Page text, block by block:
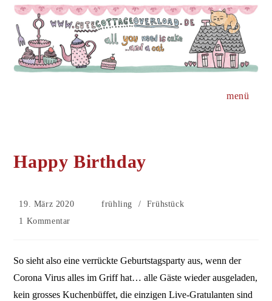
Zum
Inhalt
springen
menü
Happy Birthday
Beitrag
19. März 2020
Beitrags-
frühling /
Frühstück
Beitrags-
1 Kommentar
So sieht also eine verrückte Geburtstagsparty aus, wenn der
Corona Virus alles im Griff hat… alle Gäste wieder ausgeladen,
kein grosses Kuchenbüffet, die einzigen Live-Gratulanten sind